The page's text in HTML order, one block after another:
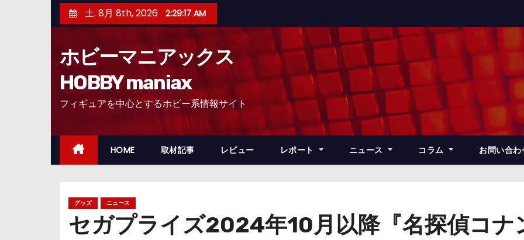
ン
ッ
土. 8月 8th, 2026 2:29:18 AM
ホビーマニアックス
HOBBY maniax
フィギュアを中心とするホビー系情報サイト
HOME 取材記事 レビュー レポート ニュース コラム お問い合わ
グッズ ニュース
セガプライズ2024年10月以降『名探偵コナ